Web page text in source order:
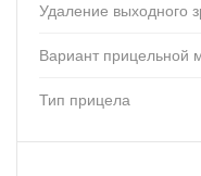
Удаление выходного
Вариант прицельной
Тип прицела